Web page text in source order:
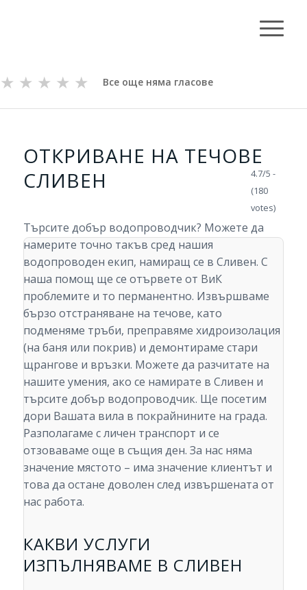
★
★
★
★
★ Все още няма гласове
ОТКРИВАНЕ НА ТЕЧОВЕ
СЛИВЕН
Търсите добър водопроводчик? Можете да
намерите точно такъв сред нашия
водопроводен екип, намиращ се в Сливен. С
наша помощ ще се отървете от ВиК
проблемите и то перманентно. Извършваме
бързо отстраняване на течове, като
подменяме тръби, преправяме хидроизолация
(на баня или покрив) и демонтираме стари
щрангове и връзки. Можете да разчитате на
нашите умения, ако се намирате в Сливен и
търсите добър водопроводчик. Ще посетим
дори Вашата вила в покрайнините на града.
Разполагаме с личен транспорт и се
отзоваваме още в същия ден. За нас няма
значение мястото – има значение клиентът и
това да остане доволен след извършената от
нас работа.
КАКВИ УСЛУГИ
ИЗПЪЛНЯВАМЕ В СЛИВЕН
4.7/5 -
(180
votes)